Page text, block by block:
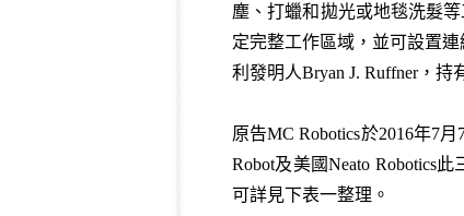
塵、打蠟和拋光或地毯洗髮
定完整工作區域，並可設置
利發明人Bryan J. Ruffner，持
原告MC Robotics於2016年7
Robot及美國Neato Robotics
可詳見下表一整理。